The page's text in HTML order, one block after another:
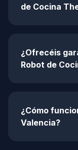
de Cocina
¿Ofrecéis
Robot de
¿Cómo
Valencia?